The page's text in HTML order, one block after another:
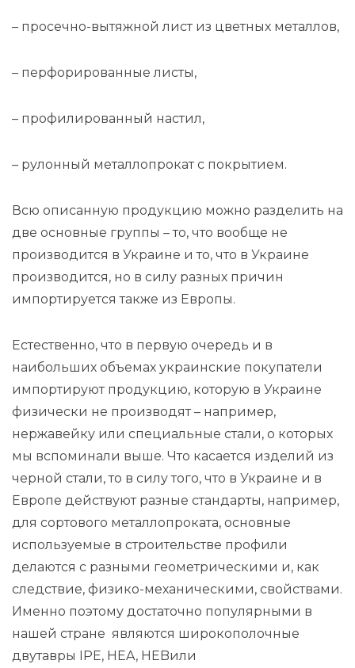
– просечно-вытяжной лист из цветных металлов,
– перфорированные листы,
– профилированный настил,
– рулонный металлопрокат с покрытием.
Всю описанную продукцию можно разделить на
две основные группы – то, что вообще не
производится в Украине и то, что в Украине
производится, но в силу разных причин
импортируется также из Европы.
Естественно, что в первую очередь и в
наибольших объемах украинские покупатели
импортируют продукцию, которую в Украине
физически не производят – например,
нержавейку или специальные стали, о которых
мы вспоминали выше. Что касается изделий из
черной стали, то в силу того, что в Украине и в
Европе действуют разные стандарты, например,
для сортового металлопроката, основные
используемые в строительстве профили
делаются с разными геометрическими и, как
следствие, физико-механическими, свойствами.
Именно поэтому достаточно популярными в
нашей стране являются широкополочные
двутавры IPE, HEA, HEBили